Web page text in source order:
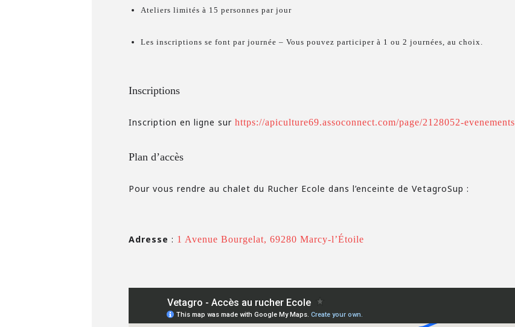
Ateliers limités à 15 personnes par jour
Les inscriptions se font par journée – Vous pouvez participer à 1 ou 2 journées, au choix.
Inscriptions
Inscription en ligne sur https://apiculture69.assoconnect.com/page/2128052-evenements
Plan d’accès
Pour vous rendre au chalet du Rucher Ecole dans l’enceinte de VetagroSup :
Adresse : 1 Avenue Bourgelat, 69280 Marcy-l’Étoile